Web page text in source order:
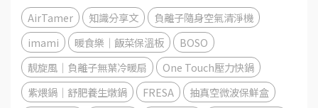
AirTamer 知識分享文
負離子隨身空氣清淨機
imami
暖食樂｜飯菜保溫板
BOSO
靚旋風｜負離子無葉冷暖扇
One Touch壓力快鍋
紫煨鍋｜舒肥養生燉鍋
FRESA
抽真空微波保鮮盒